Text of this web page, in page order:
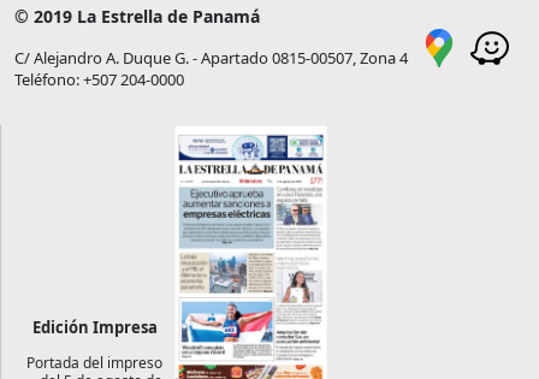
© 2019 La Estrella de Panamá
C/ Alejandro A. Duque G. - Apartado 0815-00507, Zona 4
Teléfono: +507 204-0000
Edición Impresa
Portada del impreso